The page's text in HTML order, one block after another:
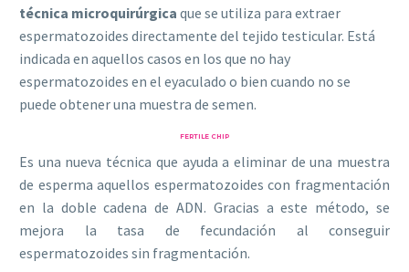
técnica microquirúrgica que se utiliza para extraer
espermatozoides directamente del tejido testicular. Está
indicada en aquellos casos en los que no hay
espermatozoides en el eyaculado o bien cuando no se
puede obtener una muestra de semen.
FERTILE CHIP
Es una nueva técnica que ayuda a eliminar de una muestra
de esperma aquellos espermatozoides con fragmentación
en la doble cadena de ADN. Gracias a este método, se
mejora la tasa de fecundación al conseguir
espermatozoides sin fragmentación.